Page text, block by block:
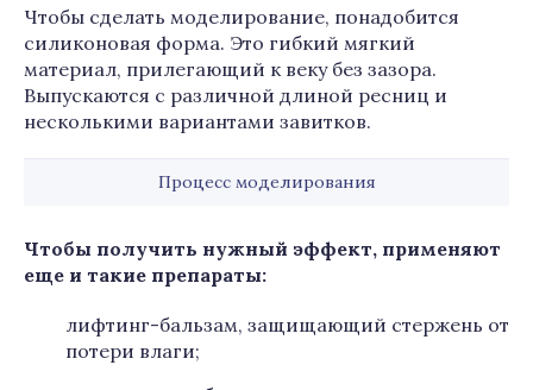
Чтобы сделать моделирование, понадобится
силиконовая форма. Это гибкий мягкий
материал, прилегающий к веку без зазора.
Выпускаются с различной длиной ресниц и
несколькими вариантами завитков.
Процесс моделирования
Чтобы получить нужный эффект, применяют
еще и такие препараты:
лифтинг-бальзам, защищающий стержень от
потери влаги;